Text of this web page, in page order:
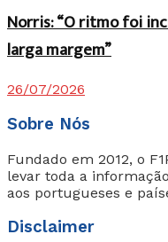
Norris: “O ritmo foi
larga margem”
26/07/2026
Sobre Nós
Fundado em 2012, o
levar toda a
aos portugueses e
Disclaimer